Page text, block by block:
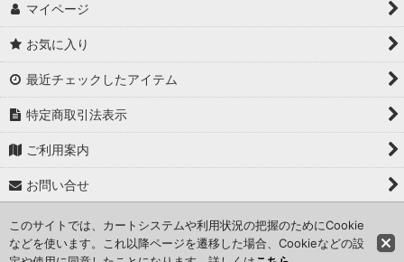
マイページ
お気に入り
最近チェックしたアイテム
特定商取引法表示
ご利用案内
お問い合せ
Copyright (C) 2024 kameisyouten. All Rights Reserved.
このサイトでは、カートシステムや利用状況の把握のためにCookie
などを使います。これ以降ページを遷移した場合、Cookieなどの設